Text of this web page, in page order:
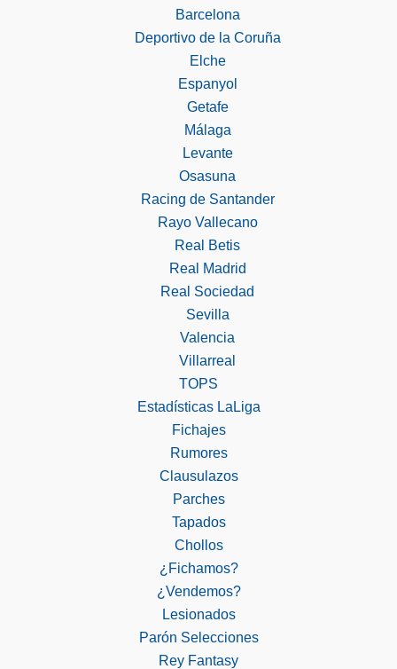
Barcelona
Deportivo de la Coruña
Elche
Espanyol
Getafe
Málaga
Levante
Osasuna
Racing de Santander
Rayo Vallecano
Real Betis
Real Madrid
Real Sociedad
Sevilla
Valencia
Villarreal
TOPS
Estadísticas LaLiga
Fichajes
Rumores
Clausulazos
Parches
Tapados
Chollos
¿Fichamos?
¿Vendemos?
Lesionados
Parón Selecciones
Rey Fantasy